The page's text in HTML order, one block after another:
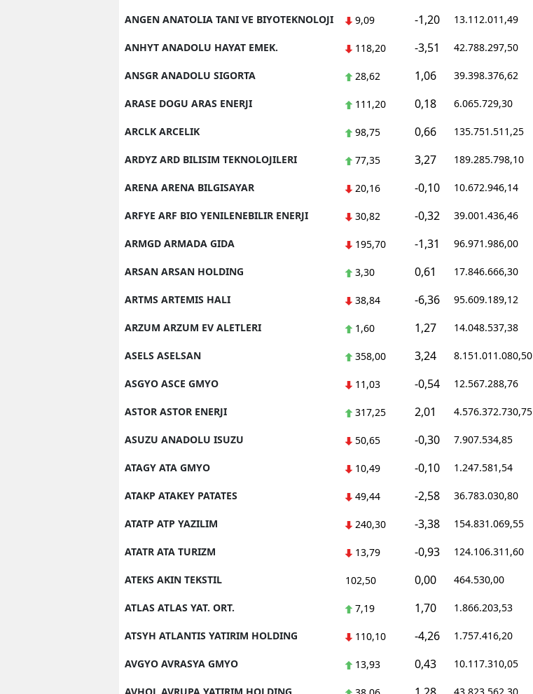
Şırnak
Bartın
Ardahan
Iğdır
Yalova
Karabük
Kilis
Osmaniye
Düzce
ANGEN ANATOLIA TANI VE BIYOTEKNOLOJI 9,09 -1,20 13.112.011,49
ANHYT ANADOLU HAYAT EMEK. 118,20 -3,51 42.788.297,50
ANSGR ANADOLU SIGORTA 28,62 1,06 39.398.376,62
ARASE DOGU ARAS ENERJI 111,20 0,18 6.065.729,30
ARCLK ARCELIK 98,75 0,66 135.751.511,25
ARDYZ ARD BILISIM TEKNOLOJILERI 77,35 3,27 189.285.798,10
ARENA ARENA BILGISAYAR 20,16 -0,10 10.672.946,14
ARFYE ARF BIO YENILENEBILIR ENERJI 30,82 -0,32 39.001.436,46
ARMGD ARMADA GIDA 195,70 -1,31 96.971.986,00
ARSAN ARSAN HOLDING 3,30 0,61 17.846.666,30
ARTMS ARTEMIS HALI 38,84 -6,36 95.609.189,12
ARZUM ARZUM EV ALETLERI 1,60 1,27 14.048.537,38
ASELS ASELSAN 358,00 3,24 8.151.011.080,50
ASGYO ASCE GMYO 11,03 -0,54 12.567.288,76
ASTOR ASTOR ENERJI 317,25 2,01 4.576.372.730,75
ASUZU ANADOLU ISUZU 50,65 -0,30 7.907.534,85
ATAGY ATA GMYO 10,49 -0,10 1.247.581,54
ATAKP ATAKEY PATATES 49,44 -2,58 36.783.030,80
ATATP ATP YAZILIM 240,30 -3,38 154.831.069,55
ATATR ATA TURIZM 13,79 -0,93 124.106.311,60
ATEKS AKIN TEKSTIL 102,50 0,00 464.530,00
ATLAS ATLAS YAT. ORT. 7,19 1,70 1.866.203,53
ATSYH ATLANTIS YATIRIM HOLDING 110,10 -4,26 1.757.416,20
AVGYO AVRASYA GMYO 13,93 0,43 10.117.310,05